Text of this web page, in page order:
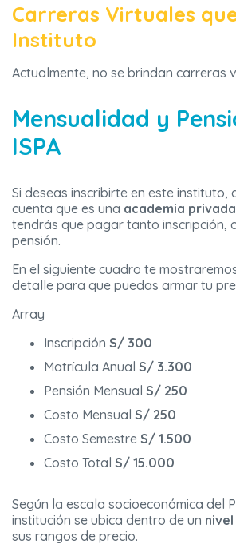
Carreras Virtuales
Instituto
Actualmente, no se brindan carreras
Mensualidad y
ISPA
Si deseas inscribirte en este instituto,
cuenta que es una academia privada
tendrás que pagar tanto inscripción,
pensión.
En el siguiente cuadro te
detalle para que puedas armar tu
Array
Inscripción S/ 300
Matrícula Anual S/ 3.300
Pensión Mensual S/ 250
Costo Mensual S/ 250
Costo Semestre S/ 1.500
Costo Total S/ 15.000
Según la escala socioeconómica del
institución se ubica dentro de un
sus rangos de precio.